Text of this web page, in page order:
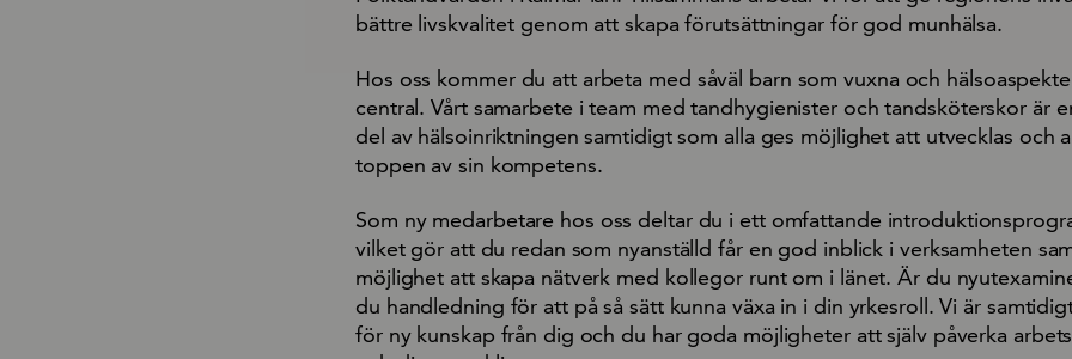
bättre livskvalitet genom att skapa förutsättningar för god munhälsa.
Hos oss kommer du att arbeta med såväl barn som vuxna och
central. Vårt samarbete i team med tandhygienister och tandsköterskor är
del av hälsoinriktningen samtidigt som alla ges möjlighet att utvecklas och
toppen av sin kompetens.
Som ny medarbetare hos oss deltar du i ett omfattande
vilket gör att du redan som nyanställd får en god inblick i verksamheten
möjlighet att skapa nätverk med kollegor runt om i länet. Är du
du handledning för att på så sätt kunna växa in i din yrkesroll. Vi är
för ny kunskap från dig och du har goda möjligheter att själv påverka